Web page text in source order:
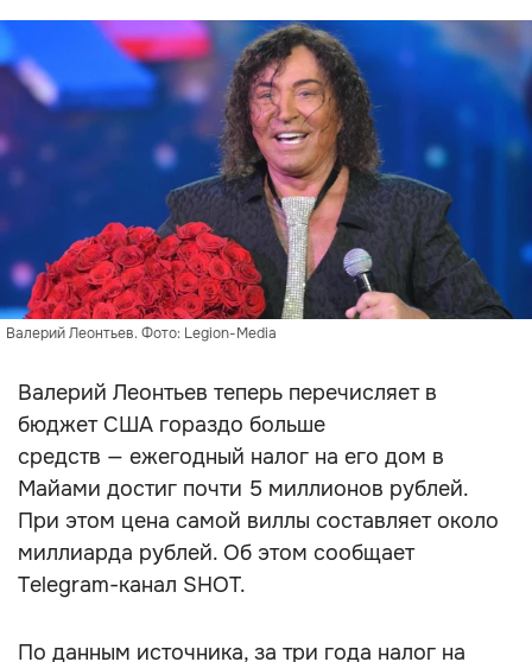
Валерий Леонтьев. Фото: Legion-Media
Валерий Леонтьев теперь перечисляет в
бюджет США гораздо больше
средств — ежегодный налог на его дом в
Майами достиг почти 5 миллионов рублей.
При этом цена самой виллы составляет около
миллиарда рублей. Об этом сообщает
Telegram-канал SHOT.
По данным источника, за три года налог на